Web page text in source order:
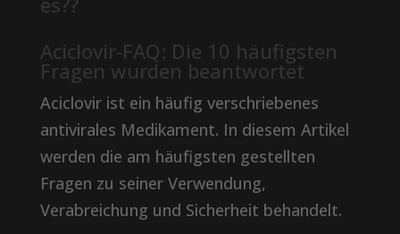
Aciclovir-FAQ: Die 10 häufigsten
Fragen wurden beantwortet
Aciclovir ist ein häufig verschriebenes
antivirales Medikament. In diesem Artikel
werden die am häufigsten gestellten
Fragen zu seiner Verwendung,
Verabreichung und Sicherheit behandelt.